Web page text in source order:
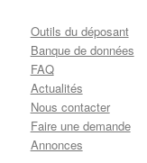
Outils du déposant
Banque de données
FAQ
Actualités
Nous contacter
Faire une demande
Annonces